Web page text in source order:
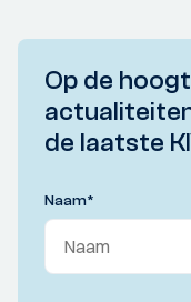
Op de
de laatste
Naam*